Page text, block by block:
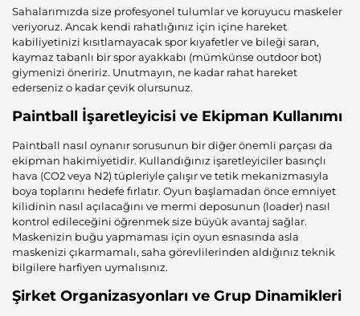
Sahalarımızda size profesyonel tulumlar ve koruyucu maskeler
veriyoruz. Ancak kendi rahatlığınız için içine hareket
kabiliyetinizi kısıtlamayacak spor kıyafetler ve bileği saran,
kaymaz tabanlı bir spor ayakkabı (mümkünse outdoor bot)
giymenizi öneririz. Unutmayın, ne kadar rahat hareket
ederseniz o kadar çevik olursunuz.
Paintball İşaretleyicisi ve Ekipman Kullanımı
Paintball nasıl oynanır sorusunun bir diğer önemli parçası da
ekipman hakimiyetidir. Kullandığınız işaretleyiciler basınçlı
hava (CO2 veya N2) tüpleriyle çalışır ve tetik mekanizmasıyla
boya toplarını hedefe fırlatır. Oyun başlamadan önce emniyet
kilidinin nasıl açılacağını ve mermi deposunun (loader) nasıl
kontrol edileceğini öğrenmek size büyük avantaj sağlar.
Maskenizin buğu yapmaması için oyun esnasında asla
maskenizi çıkarmamalı, saha görevlilerinden aldığınız teknik
bilgilere harfiyen uymalısınız.
Şirket Organizasyonları ve Grup Dinamikleri